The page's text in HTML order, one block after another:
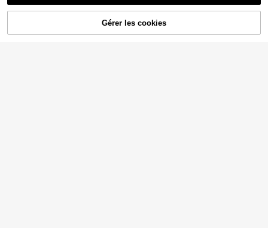
CRAQUEZ DES MAINTENANT
Gérer les cookies